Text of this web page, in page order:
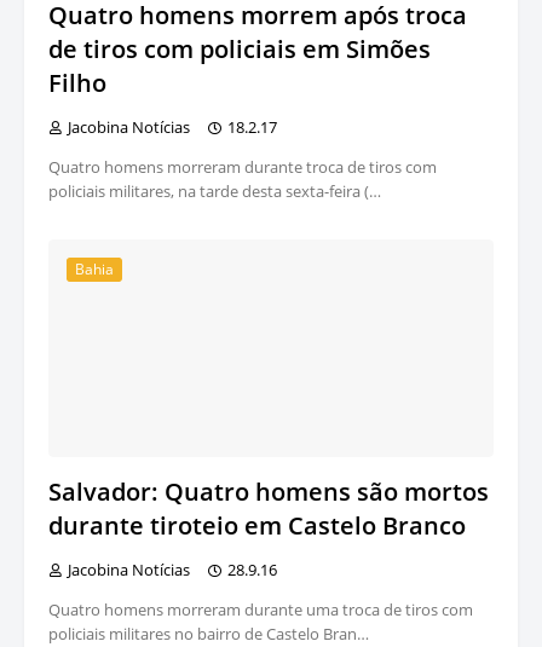
Quatro homens morrem após troca
de tiros com policiais em Simões
Filho
Jacobina Notícias
18.2.17
Quatro homens morreram durante troca de tiros com
policiais militares, na tarde desta sexta-feira (…
Bahia
Salvador: Quatro homens são mortos
durante tiroteio em Castelo Branco
Jacobina Notícias
28.9.16
Quatro homens morreram durante uma troca de tiros com
policiais militares no bairro de Castelo Bran…